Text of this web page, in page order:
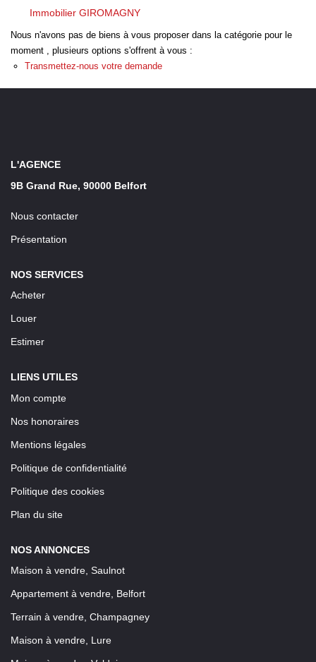
LOUER
Immobilier GIROMAGNY
Nous n'avons pas de biens à vous proposer dans la catégorie pour le
moment , plusieurs options s'offrent à vous :
Transmettez-nous votre demande
L'AGENCE
9B Grand Rue, 90000 Belfort
Nous contacter
Présentation
NOS SERVICES
Acheter
Louer
Estimer
LIENS UTILES
Mon compte
Nos honoraires
Mentions légales
Politique de confidentialité
Politique des cookies
Plan du site
NOS ANNONCES
Maison à vendre, Saulnot
Appartement à vendre, Belfort
Terrain à vendre, Champagney
Maison à vendre, Lure